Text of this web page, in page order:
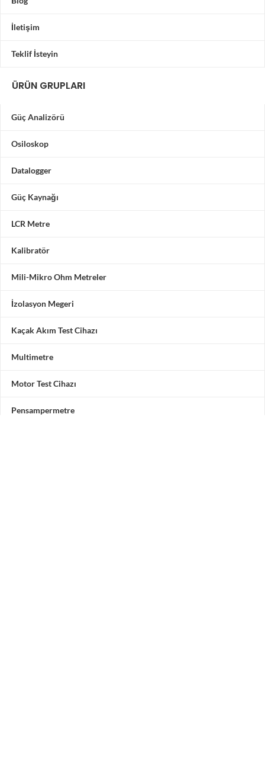
İletişim
Teklif İsteyin
ÜRÜN GRUPLARI
Güç Analizörü
Osiloskop
Datalogger
Güç Kaynağı
LCR Metre
Kalibratör
Mili-Mikro Ohm Metreler
İzolasyon Megeri
Kaçak Akım Test Cihazı
Multimetre
Motor Test Cihazı
Pensampermetre